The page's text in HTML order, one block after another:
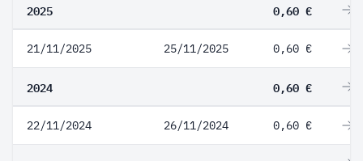
2025 0,60 €
21/11/2025 25/11/2025 0,60 €
2024 0,60 €
22/11/2024 26/11/2024 0,60 €